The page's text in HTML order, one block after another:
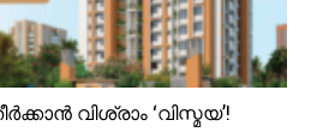
വിശ്രാം ‘വിസ്മയ’!